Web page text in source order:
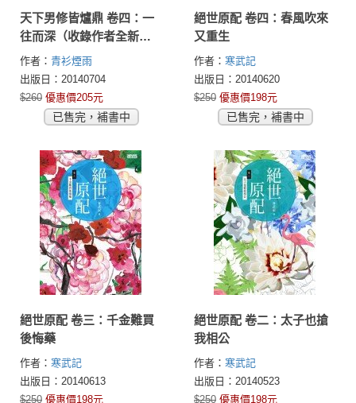
天下男修皆爐鼎 卷四：一
往而深（收錄作者全新加
寫獨家番外）
作者： 青衫煙雨
出版日：20140704
$260 優惠價205元
已售完，補書中
絕世原配 卷四：春風吹來
又重生
作者： 寒武記
出版日：20140620
$250 優惠價198元
已售完，補書中
絕世原配 卷三：千金難買
後悔藥
作者： 寒武記
出版日：20140613
$250 優惠價198元
絕世原配 卷二：太子也搶
我相公
作者： 寒武記
出版日：20140523
$250 優惠價198元